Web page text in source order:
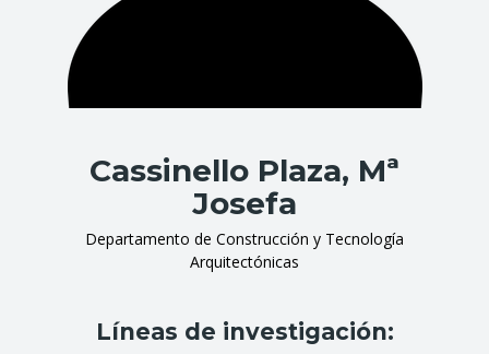
Cassinello Plaza, Mª
Josefa
Departamento de Construcción y Tecnología
Arquitectónicas
Líneas de investigación: